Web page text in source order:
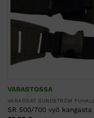
VARASTOSSA
SR 500/700 vyö kangasta